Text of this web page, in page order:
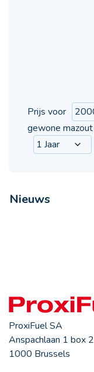
Prijs voor
gewone
Nieuws
ProxiFuel SA
Anspachlaan 1 box 2
1000 Brussels